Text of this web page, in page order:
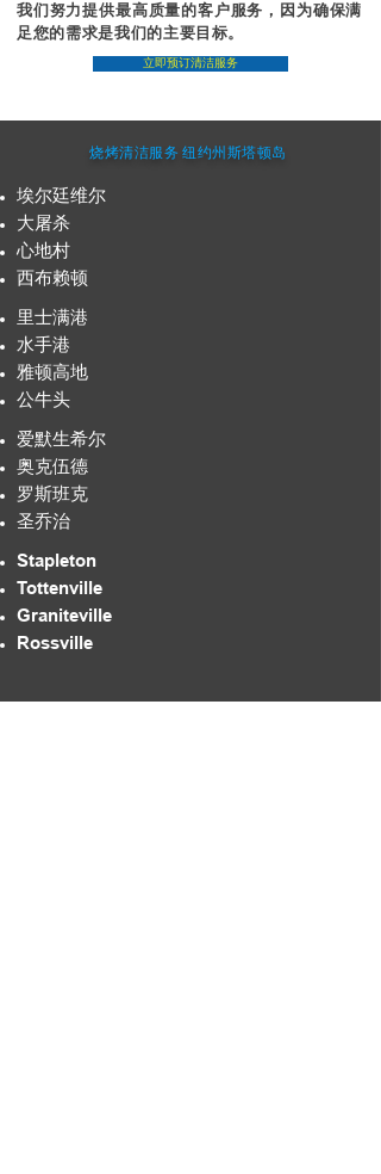
我们努力提供最高质量的客户服务，因为确保满
足您的需求是我们的主要目标。
立即预订清洁服务
烧烤清洁服务 纽约州斯塔顿岛
埃尔廷维尔
大屠杀
心地村
西布赖顿
里士满港
水手港
雅顿高地
公牛头
爱默生希尔
奥克伍德
罗斯班克
圣乔治
Stapleton
Tottenville
Graniteville
Rossville